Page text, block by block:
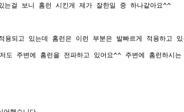
는걸 보니 홈런 시킨게 제가 잘한일 중 하나같아요^^
되고 있는데 홈런은 이런 부분은 발빠르게 적용하고
주변에 홈런을 전파하고 있어요^^ 주변에 홈런하시